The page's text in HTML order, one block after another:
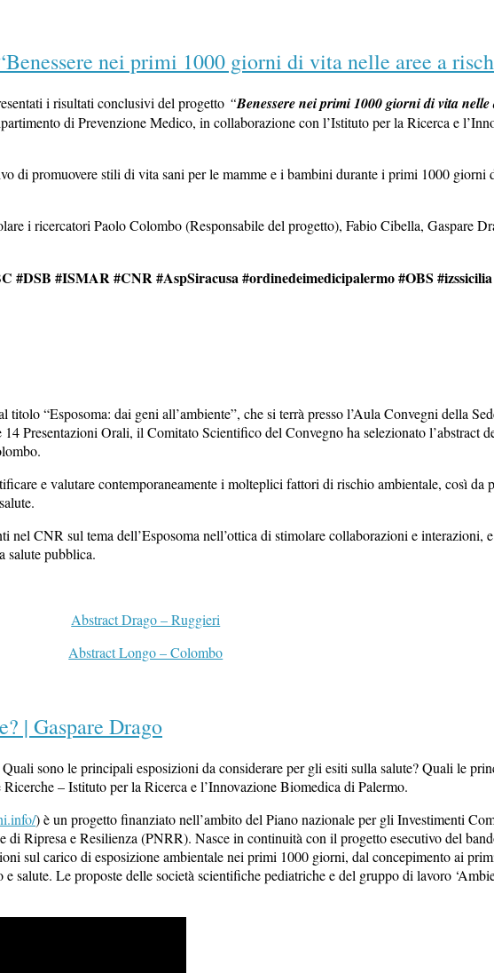
nei primi 1000 giorni di vita nelle aree a
i risultati conclusivi del progetto “Benessere nei primi 1000 giorni di vita nelle
di Prevenzione Medico, in collaborazione con l’Istituto per la Ricerca e
di promuovere stili di vita sani per le mamme e i bambini durante i primi 1000 giorni
i ricercatori Paolo Colombo (Responsabile del progetto), Fabio Cibella, Gaspare
#ISMAR #CNR #AspSiracusa #ordinedeimedicipalermo #OBS
“Esposoma: dai geni all’ambiente”, che si terrà presso l’Aula Convegni della
Presentazioni Orali, il Comitato Scientifico del Convegno ha selezionato l’abstract
e valutare contemporaneamente i molteplici fattori di rischio ambientale, così da
nel CNR sul tema dell’Esposoma nell’ottica di stimolare collaborazioni e interazioni,
salute pubblica.
Abstract Drago – Ruggieri
Abstract Longo – Colombo
| Gaspare Drago
sono le principali esposizioni da considerare per gli esiti sulla salute? Quali le
– Istituto per la Ricerca e l’Innovazione Biomedica di Palermo.
) è un progetto finanziato nell’ambito del Piano nazionale per gli Investimenti
Ripresa e Resilienza (PNRR). Nasce in continuità con il progetto esecutivo del
sul carico di esposizione ambientale nei primi 1000 giorni, dal concepimento ai
salute. Le proposte delle società scientifiche pediatriche e del gruppo di lavoro